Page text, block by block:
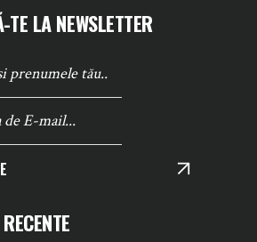
TE LA NEWSLETTER